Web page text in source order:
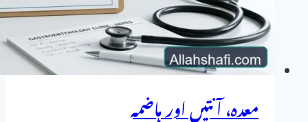
معدہ، آنتیں اور ہاضمہ